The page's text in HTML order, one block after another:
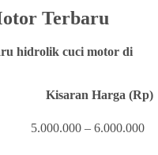
Terbaru
hidrolik cuci motor di
Kisaran Harga (Rp)
5.000.000 – 6.000.000